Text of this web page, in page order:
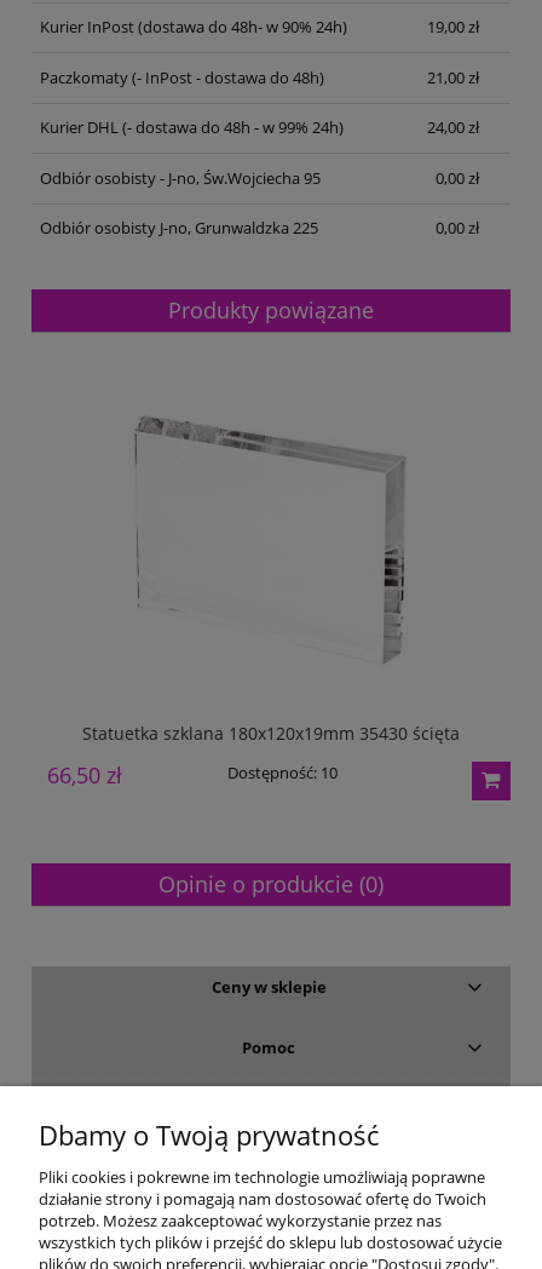
Kurier InPost(dostawa do 48h- w 90% 24h) 19,00 zł
Paczkomaty(- InPost - dostawa do 48h) 21,00 zł
Kurier DHL(- dostawa do 48h - w 99% 24h) 24,00 zł
Odbiór osobisty - J-no, Św.Wojciecha 95 0,00 zł
Odbiór osobisty J-no, Grunwaldzka 225 0,00 zł
Produkty powiązane
Statuetka szklana 180x120x19mm 35430 ścięta
66,50 zł Dostępność: 10
Opinie o produkcie (0)
Ceny w sklepie
Pomoc
Moje konto
Gwarancja i zwroty
Dbamy o Twoją prywatność
Pliki cookies i pokrewne im technologie umożliwiają poprawne
działanie strony i pomagają nam dostosować ofertę do Twoich
potrzeb. Możesz zaakceptować wykorzystanie przez nas
wszystkich tych plików i przejść do sklepu lub dostosować użycie
plików do swoich preferencji, wybierając opcję "Dostosuj zgody".